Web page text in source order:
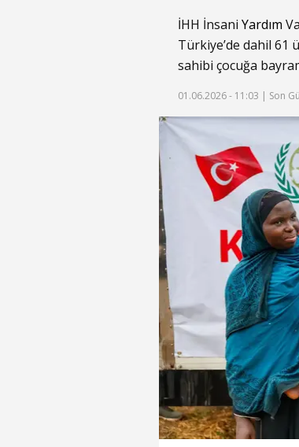
İHH İnsani Yardım
Türkiye’de dahil 61
sahibi çocuğa
01.06.2026 - 11:03 | Son